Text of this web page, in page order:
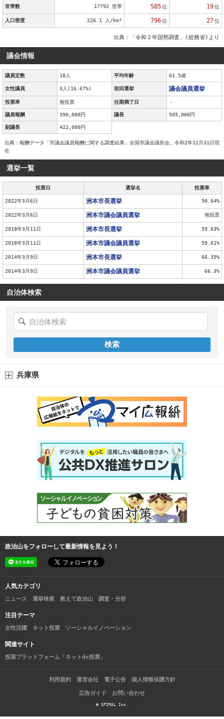
世帯数 17792 世帯 585 位 19 位
人口密度 226.1 人/km² 796 位 27 位
出典：「令和２年国勢調査」(総務省)より
議会情報
議員定数 18人 平均年齢 61.5歳
女性議員 3人(16.67%) 前回選挙 議会議員選挙
投票率 無投票 任期満了日 －
議員報酬 390,000円 議長 505,000円
副議長 422,000円
出典：報酬データ「市議会議員報酬に関する調査結果」全国市議会議長会。令和2年12月31日現
在
選挙一覧
投票日 選挙名 投票率
2022年3月6日 洲本市長選挙 50.64%
2022年3月6日 洲本市議会議員選挙 無投票
2018年3月11日 洲本市長選挙 59.63%
2018年3月11日 洲本市議会議員選挙 59.61%
2014年3月9日 洲本市長選挙 66.35%
2014年3月9日 洲本市議会議員選挙 66.3%
自治体検索
兵庫県
政治山をフォローして最新情報を見よう！
人気カテゴリ
ニュース 選挙検索 教えて政治山 調査・分析
注目テーマ
女性活躍 ネット投票 ソーシャルイノベーション
関連サイト
投票プラットフォーム「ネットde投票」
利用規約 運営会社 電子公告 個人情報保護方針
広告ガイド お問い合わせ
© SPIRAL Inc.